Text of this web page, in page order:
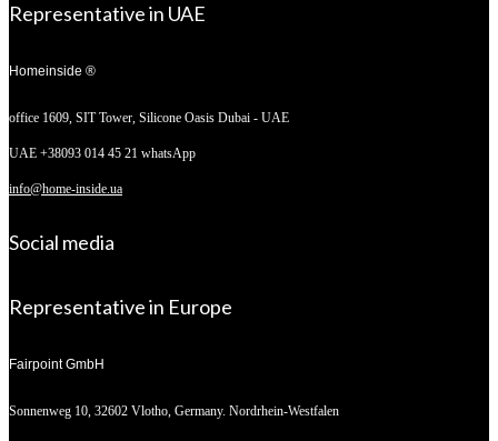
Representative in UAE
Homeinside ®
office 1609, SIT Tower, Silicone Oasis Dubai - UAE
UAE +38093 014 45 21 whatsApp
info@home-inside.ua
Social media
Representative in Europe
Fairpoint GmbH
Sonnenweg 10, 32602 Vlotho, Germany. Nordrhein-Westfalen